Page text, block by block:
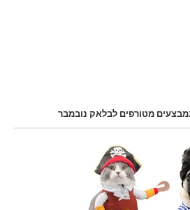
מטורפים לבלאק נובמבר